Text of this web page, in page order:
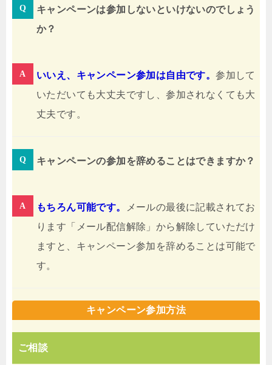
キャンペーンは参加しないといけないのでしょう
か？
いいえ、キャンペーン参加は自由です。参加して
いただいても大丈夫ですし、参加されなくても大
丈夫です。
キャンペーンの参加を辞めることはできますか？
もちろん可能です。
メールの最後に記載されてお
ります「メール配信解除」から解除していただけ
ますと、キャンペーン参加を辞めることは可能で
す。
キャンペーン参加方法
ご相談